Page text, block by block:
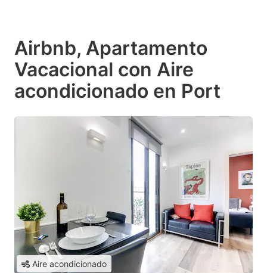
Airbnb, Apartamento
Vacacional con Aire
acondicionado en Port
Aire acondicionado